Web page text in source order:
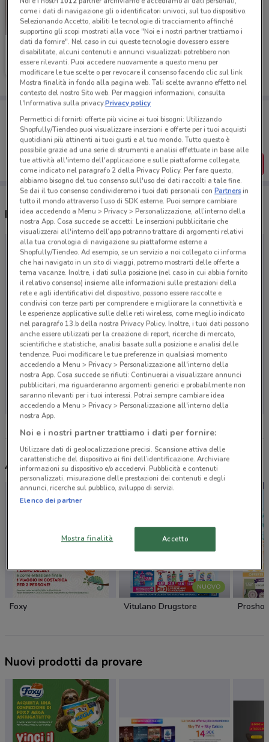
Cilamour
Scade il 19/05
Porta DoveConviene sempre con te!
Puoi trovare le migliori offerte dei negozi vicino a te,
salvarle e creare la tua lista del risparmio, comodamente
dal tuo cellulare.
SCARICA L’APP
Negozi Cilamour a Altamura
Non ci sono negozi nelle vicinanze
Altri volantini nelle vicinanze
Foxy
NUOVO
Vitulano Drugstore Proshop
Nuovi prodotti da provare
come i dati di navigazione gli o identificatori univoci, sul tuo dispositivo.
Selezionando Accetto, abiliti le tecnologie di tracciamento affinché
supportino gli scopi mostrati alla voce "Noi e i nostri partner trattiamo i
dati da fornire". Nel caso in cui queste tecnologie dovessero essere
disabilitate, alcuni contenuti e annunci visualizzati potrebbero non
essere rilevanti. Puoi accedere nuovamente a questo menu per
modificare le tue scelte o per revocare il consenso facendo clic sul link
Mostra finalità in fondo alla pagina web. Tali scelte avranno effetto nel
contesto del nostro Sito web. Per maggiori informazioni, consulta
l'Informativa sulla privacy.Privacy policy
Permettici di fornirti offerte più vicine ai tuoi bisogni: Utilizzando
Shopfully/Tiendeo puoi visualizzare inserzioni e offerte per i tuoi acquisti
quotidiani più attinenti ai tuoi gusti e al tuo mondo. Tutto questo è
possibile grazie ad una serie di strumenti e analisi effettuate in base alle
tue attività all'interno dell'applicazione e sulle piattaforme collegate,
come indicato nel paragrafo 2 della Privacy Policy. Per fare questo,
abbiamo bisogno del tuo consenso sull'uso dei dati raccolti a tale fine.
Se dai il tuo consenso condivideremo i tuoi dati personali conPartnersin
tutto il mondo attraverso l’uso di SDK esterne. Puoi sempre cambiare
idea accedendo a Menu > Privacy > Personalizzazione, all’interno della
nostra App. Cosa succede se accetti: Le inserzioni pubblicitarie che
visualizzerai all'interno dell’app potranno trattare di argomenti relativi
alla tua cronologia di navigazione su piattaforme esterne a
Shopfully/Tiendeo. Ad esempio, se un servizio a noi collegato ci informa
che hai navigato in un sito di viaggi, potremo mostrarti delle offerte a
tema vacanze. Inoltre, i dati sulla posizione (nel caso in cui abbia fornito
il relativo consenso) insieme alle informazioni sulle prestazioni della
rete e agli identificativi del dispositivo, possono essere raccolte e
condivisi con terze parti per comprendere e migliorare la connettività e
le esperienze applicative sulle delle reti wireless, come meglio indicato
nel paragrafo 13.b della nostra Privacy Policy. Inoltre, i tuoi dati possono
anche essere utilizzati per la creazione di report, ricerche di mercato,
scientifiche e statistiche, analisi basate sulla posizione e analisi delle
tendenze. Puoi modificare le tue preferenze in qualsiasi momento
accedendo a Menu > Privacy > Personalizzazione all'interno della
nostra App. Cosa succede se rifiuti: Continuerai a visualizzare annunci
pubblicitari, ma riguarderanno argomenti generici e probabilmente non
saranno rilevanti per i tuoi interessi. Potrai sempre cambiare idea
accedendo a Menu > Privacy > Personalizzazione all'interno della
nostra App.
Noi e i nostri partner trattiamo i dati per fornire:
Utilizzare dati di geolocalizzazione precisi. Scansione attiva delle
caratteristiche del dispositivo ai fini dell’identificazione. Archiviare
informazioni su dispositivo e/o accedervi. Pubblicità e contenuti
personalizzati, misurazione delle prestazioni dei contenuti e degli
annunci, ricerche sul pubblico, sviluppo di servizi.
Elenco dei partner
Mostra finalità Accetto